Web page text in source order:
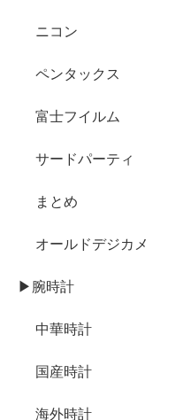
ニコン
ペンタックス
富士フイルム
サードパーティ
まとめ
オールドデジカメ
▶腕時計
中華時計
国産時計
海外時計